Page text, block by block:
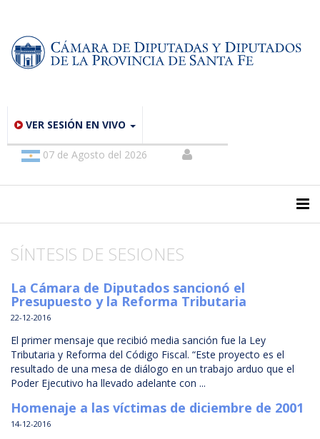
VER SESIÓN EN VIVO
07 de Agosto del 2026
SÍNTESIS DE SESIONES
La Cámara de Diputados sancionó el
Presupuesto y la Reforma Tributaria
22-12-2016
El primer mensaje que recibió media sanción fue la Ley
Tributaria y Reforma del Código Fiscal. “Este proyecto es el
resultado de una mesa de diálogo en un trabajo arduo que el
Poder Ejecutivo ha llevado adelante con ...
Homenaje a las víctimas de diciembre de 2001
14-12-2016